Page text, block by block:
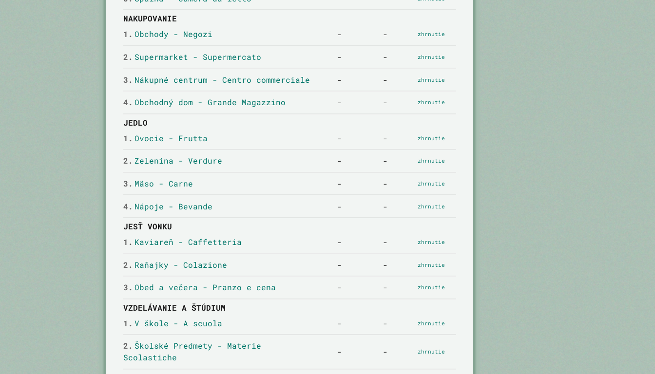
NAKUPOVANIE
1. Obchody - Negozi - - zhrnutie
2. Supermarket - Supermercato - - zhrnutie
3. Nákupné centrum - Centro commerciale - - zhrnutie
4. Obchodný dom - Grande Magazzino - - zhrnutie
JEDLO
1. Ovocie - Frutta - - zhrnutie
2. Zelenina - Verdure - - zhrnutie
3. Mäso - Carne - - zhrnutie
4. Nápoje - Bevande - - zhrnutie
JESŤ VONKU
1. Kaviareň - Caffetteria - - zhrnutie
2. Raňajky - Colazione - - zhrnutie
3. Obed a večera - Pranzo e cena - - zhrnutie
VZDELÁVANIE A ŠTÚDIUM
1. V škole - A scuola - - zhrnutie
2. Školské Predmety - Materie
Scolastiche
- - zhrnutie